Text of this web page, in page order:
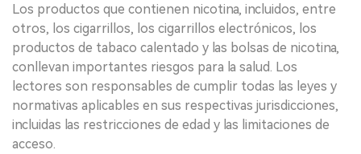
Los productos que contienen nicotina, incluidos, entre
otros, los cigarrillos, los cigarrillos electrónicos, los
productos de tabaco calentado y las bolsas de nicotina,
conllevan importantes riesgos para la salud. Los
lectores son responsables de cumplir todas las leyes y
normativas aplicables en sus respectivas jurisdicciones,
incluidas las restricciones de edad y las limitaciones de
acceso.